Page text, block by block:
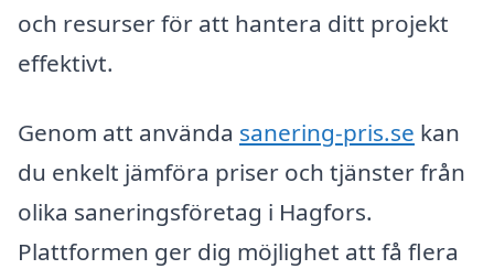
och resurser för att hantera ditt projekt
effektivt.
Genom att använda sanering-pris.se kan
du enkelt jämföra priser och tjänster från
olika saneringsföretag i Hagfors.
Plattformen ger dig möjlighet att få flera